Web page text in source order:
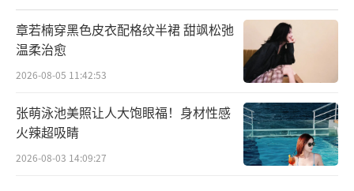
章若楠穿黑色皮衣配格纹半裙 甜飒松弛
温柔治愈
2026-08-05 11:42:53
张萌泳池美照让人大饱眼福！身材性感
火辣超吸睛
2026-08-03 14:09:27